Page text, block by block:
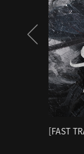
[FAST